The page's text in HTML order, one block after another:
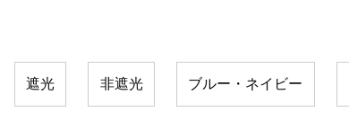
遮光 非遮光 ブルー・ネイビー